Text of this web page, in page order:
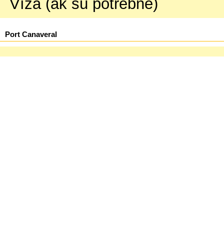
Víza (ak sú potrebné)
Port Canaveral